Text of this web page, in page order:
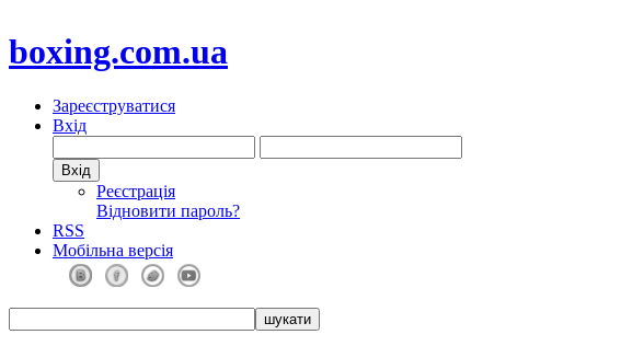
boxing.com.ua
Зареєструватися
Вхід
Реєстрація
Відновити пароль?
RSS
Мобільна версія